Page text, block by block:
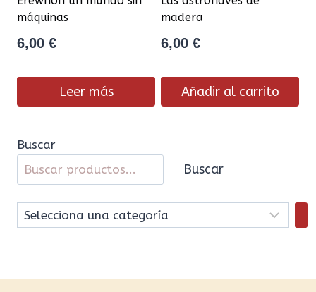
máquinas
6,00 €
Leer más
madera
6,00 €
Añadir al carrito
Buscar
Buscar
Selecciona
una